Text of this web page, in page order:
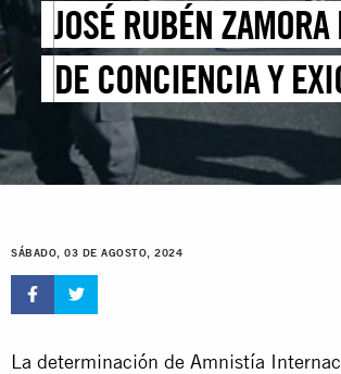
JOSÉ RUBÉN ZAMORA
DE CONCIENCIA Y
LIBERACIÓN
SÁBADO, 03 DE AGOSTO, 2024
La determinación de Amnistía